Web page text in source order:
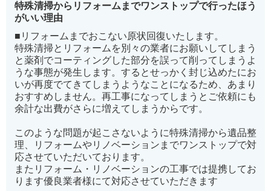
特殊清掃からリフォームまでワンストップで行ったほう
がいい理由
■リフォームまでおこない原状回復いたします。
特殊清掃とリフォームを別々の業者にお願いしてしまう
と薬剤でコーティングした部分を誤って削ってしまうよ
うな事態が発生します。するとせっかく封じ込めたにお
いが再度でてきてしまうようなことになるため、あまり
おすすめしません。再工事になってしまうとご依頼にも
余計な出費がさらに増えてしまうからです。
このような問題が起こさないように特殊清掃から遺品整
理、リフォームやリノベーションまでワンストップで対
応させていただいております。
またリフォーム・リノベーションの工事では提携してお
ります優良業者様にて対応させていただきます